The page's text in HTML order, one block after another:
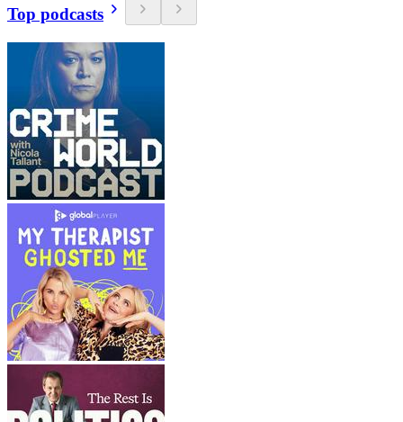
Top podcasts